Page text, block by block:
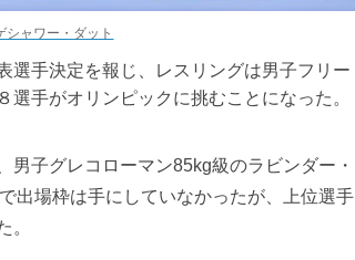
シャワー・ダット
手決定を報じ、レスリングは男子フリー
手がオリンピックに挑むことになった。
子グレコローマン85kg級のラビンダー・
出場枠は手にしていなかったが、上位選手
。